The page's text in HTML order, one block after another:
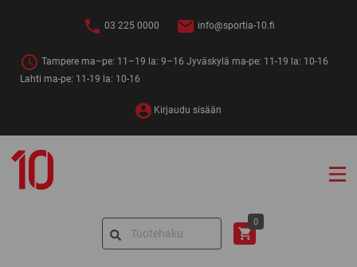
03 225 0000 info@sportia-10.fi
Tampere ma–pe: 11–19 la: 9–16 Jyväskylä ma-pe: 11-19 la: 10-16
Lahti ma-pe: 11-19 la: 10-16
Kirjaudu sisään
10
Search
0